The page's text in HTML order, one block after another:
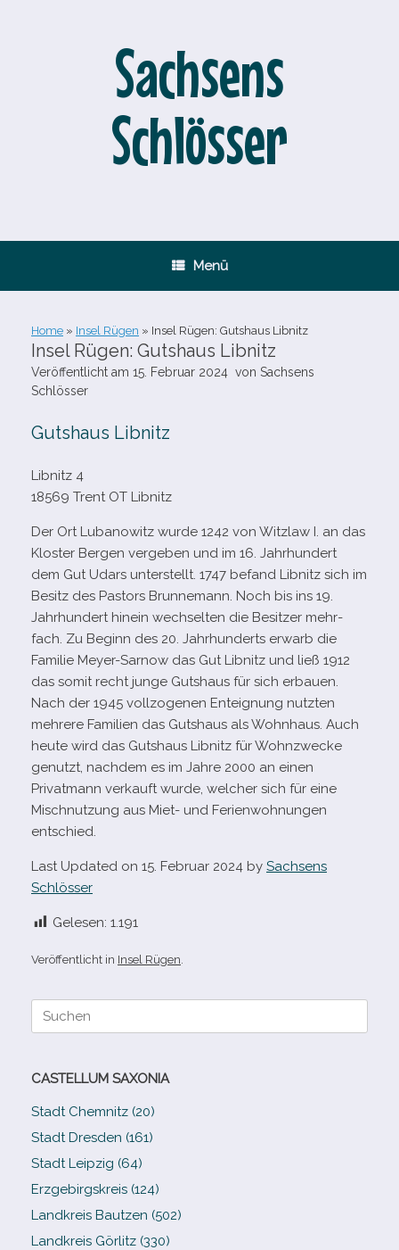
Sachsens
Schlösser
Menü
Home » Insel Rügen » Insel Rügen: Gutshaus Libnitz
Insel Rügen: Gutshaus Libnitz
Veröffentlicht am 15. Februar 2024 von Sachsens
Schlösser
Gutshaus Libnitz
Libnitz 4
18569 Trent OT Libnitz
Der Ort Lubanowitz wurde 1242 von Witzlaw I. an das
Kloster Bergen ver­ge­ben und im 16. Jahrhundert
dem Gut Udars unter­stellt. 1747 befand Libnitz sich im
Besitz des Pastors Brunnemann. Noch bis ins 19.
Jahrhundert hin­ein wech­sel­ten die Besitzer mehr­
fach. Zu Beginn des 20. Jahrhunderts erwarb die
Familie Meyer-​Sarnow das Gut Libnitz und ließ 1912
das somit recht junge Gutshaus für sich erbauen.
Nach der 1945 voll­zo­ge­nen Enteignung nutz­ten
meh­rere Familien das Gutshaus als Wohnhaus. Auch
heute wird das Gutshaus Libnitz für Wohnzwecke
genutzt, nach­dem es im Jahre 2000 an einen
Privatmann ver­kauft wurde, wel­cher sich für eine
Mischnutzung aus Miet- und Ferienwohnungen
entschied.
Last Updated on 15. Februar 2024 by Sachsens
Schlösser
Gelesen: 1.191
Veröffentlicht in Insel Rügen
Suche
CASTELLUM SAXONIA
Stadt Chemnitz (20)
Stadt Dresden (161)
Stadt Leipzig (64)
Erzgebirgskreis (124)
Landkreis Bautzen (502)
Landkreis Görlitz (330)